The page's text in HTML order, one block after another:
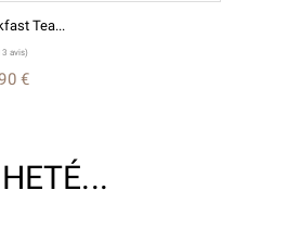
Tea...
€